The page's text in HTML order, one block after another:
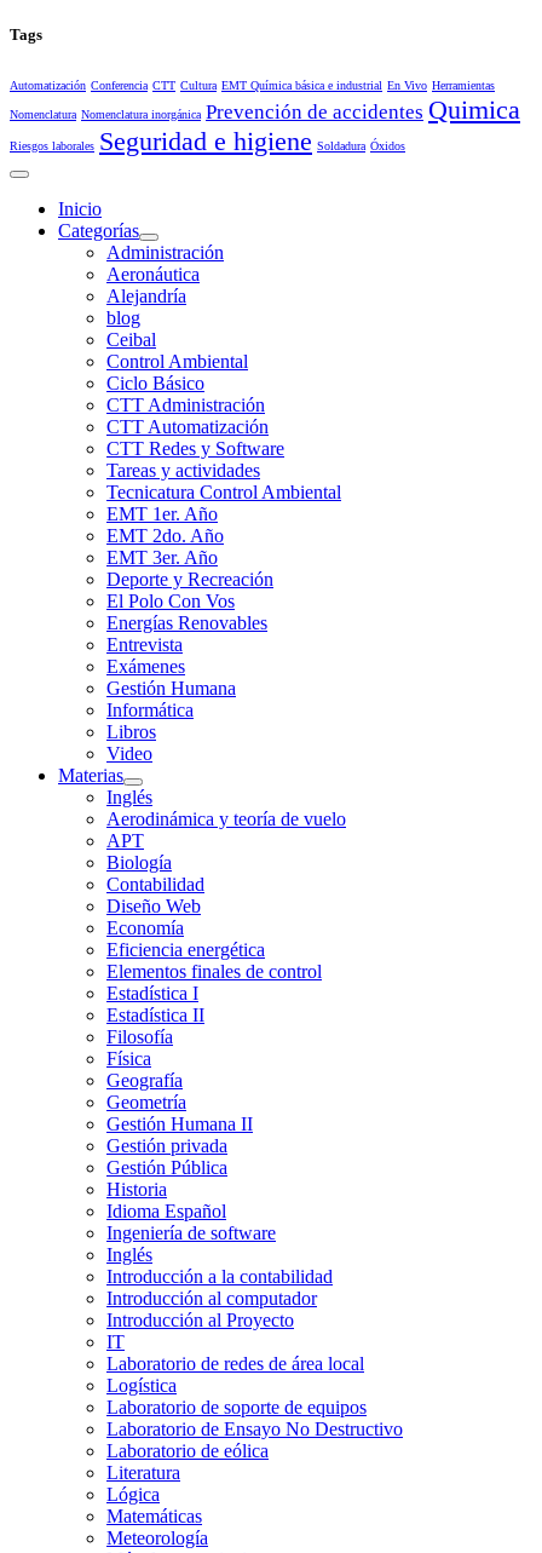
Tags
Automatización Conferencia CTT Cultura EMT Química básica e industrial En Vivo Herramientas
Nomenclatura Nomenclatura inorgánica Prevención de accidentes Quimica
Riesgos laborales Seguridad e higiene Soldadura Óxidos
Inicio
Categorías
Show
sub
menu
Administración
Aeronáutica
Alejandría
blog
Ceibal
Control Ambiental
Ciclo Básico
CTT Administración
CTT Automatización
CTT Redes y Software
Tareas y actividades
Tecnicatura Control Ambiental
EMT 1er. Año
EMT 2do. Año
EMT 3er. Año
Deporte y Recreación
El Polo Con Vos
Energías Renovables
Entrevista
Exámenes
Gestión Humana
Informática
Libros
Video
Materias
Show
sub
menu
Inglés
Aerodinámica y teoría de vuelo
APT
Biología
Contabilidad
Diseño Web
Economía
Eficiencia energética
Elementos finales de control
Estadística I
Estadística II
Filosofía
Física
Geografía
Geometría
Gestión Humana II
Gestión privada
Gestión Pública
Historia
Idioma Español
Ingeniería de software
Inglés
Introducción a la contabilidad
Introducción al computador
Introducción al Proyecto
IT
Laboratorio de redes de área local
Logística
Laboratorio de soporte de equipos
Laboratorio de Ensayo No Destructivo
Laboratorio de eólica
Literatura
Lógica
Matemáticas
Meteorología